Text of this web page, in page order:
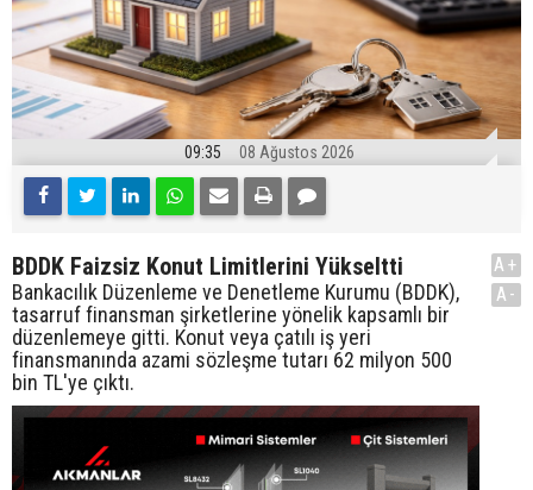
09:35 08 Ağustos 2026
BDDK Faizsiz Konut Limitlerini Yükseltti
Bankacılık Düzenleme ve Denetleme Kurumu (BDDK),
tasarruf finansman şirketlerine yönelik kapsamlı bir
düzenlemeye gitti. Konut veya çatılı iş yeri
finansmanında azami sözleşme tutarı 62 milyon 500
bin TL'ye çıktı.
A+
A-